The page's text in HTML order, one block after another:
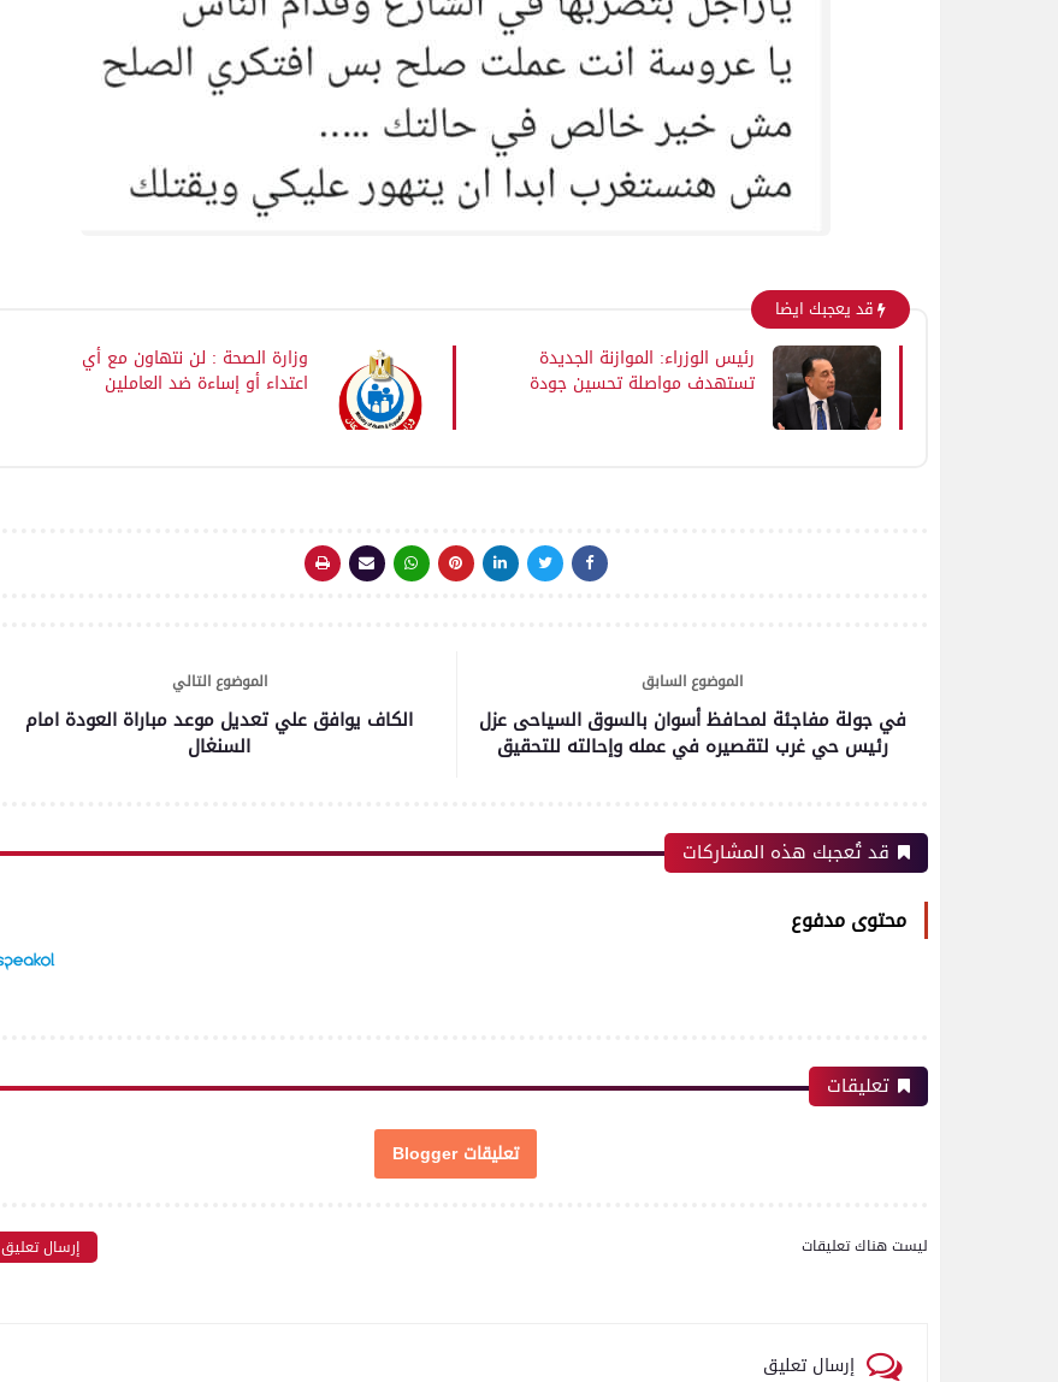
قد يعجبك ايضا
رئيس الوزراء: الموازنة الجديدة
تستهدف مواصلة تحسين جودة
وزارة الصحة : لن نتهاون مع أي
اعتداء أو إساءة ضد العاملين
الموضوع التالي
الكاف يوافق علي تعديل موعد مباراة العودة امام
السنغال
الموضوع السابق
في جولة مفاجئة لمحافظ أسوان بالسوق السياحى عزل
رئيس حي غرب لتقصيره في عمله وإحالته للتحقيق
قد تُعجبك هذه المشاركات
محتوى مدفوع
تعليقات
تعليقات Blogger
ليست هناك تعليقات إرسال تعليق
إرسال تعليق رياضة